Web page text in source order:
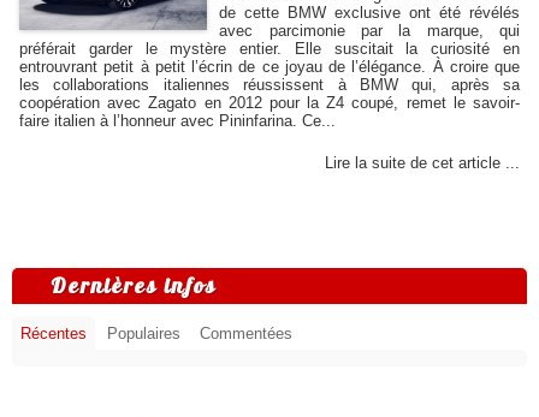
de cette BMW exclusive ont été révélés
avec parcimonie par la marque, qui
préférait garder le mystère entier. Elle suscitait la curiosité en
entrouvrant petit à petit l’écrin de ce joyau de l’élégance. À croire que
les collaborations italiennes réussissent à BMW qui, après sa
coopération avec Zagato en 2012 pour la Z4 coupé, remet le savoir-
faire italien à l’honneur avec Pininfarina. Ce...
Lire la suite de cet article ...
Dernières infos
Récentes Populaires Commentées